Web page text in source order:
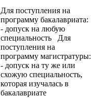
Для поступления на
программу бакалавриата:
- допуск на любую
специальность Для
поступления на
программу магистратуры:
- допуск на ту же или
схожую специальность,
которая изучалась в
бакалавриате